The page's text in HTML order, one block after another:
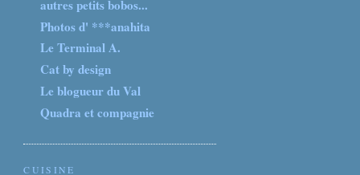
autres petits bobos...
Photos d' ***anahita
Le Terminal A.
Cat by design
Le blogueur du Val
Quadra et compagnie
CUISINE